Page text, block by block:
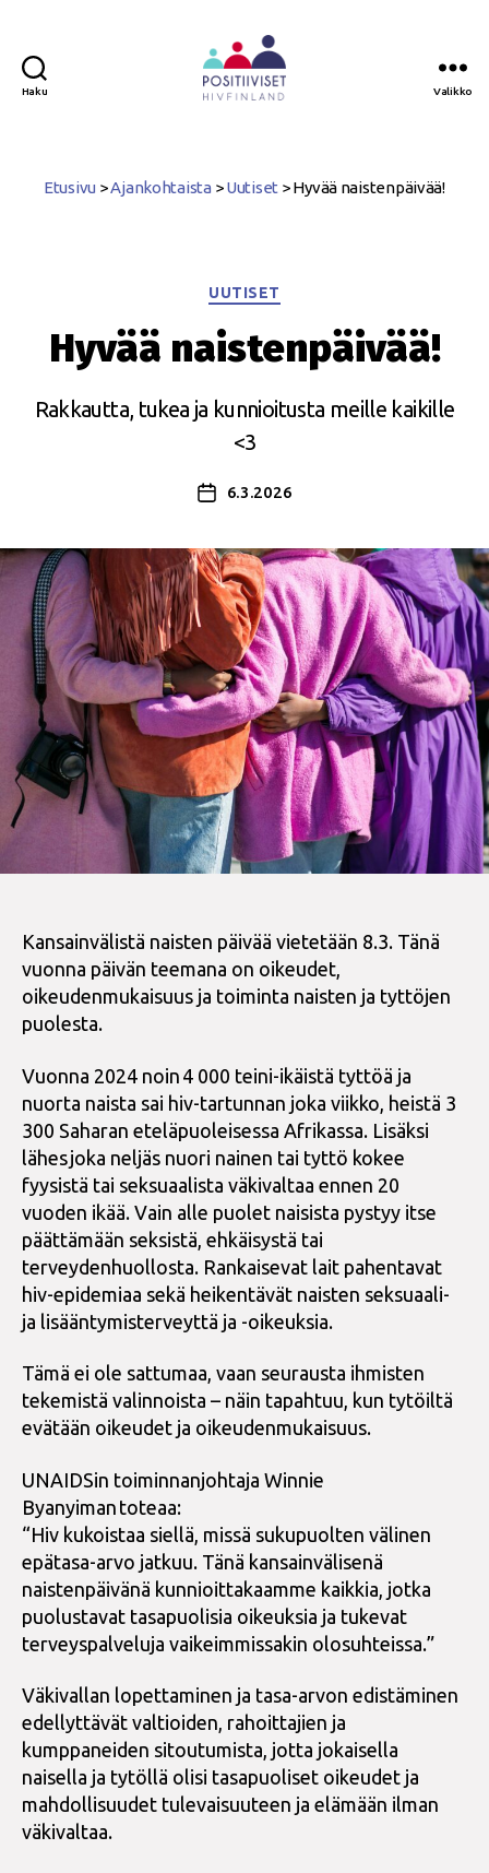
Haku Valikko
Etusivu >Ajankohtaista >Uutiset >Hyvää naistenpäivää!
Kategoriat
UUTISET
Hyvää naistenpäivää!
Rakkautta, tukea ja kunnioitusta meille kaikille
<3
Julkaisupäivämäärä
6.3.2026
Kansainvälistä naisten päivää vietetään 8.3. Tänä
vuonna päivän teemana on oikeudet,
oikeudenmukaisuus ja toiminta naisten ja tyttöjen
puolesta.
Vuonna 2024 noin 4 000 teini-ikäistä tyttöä ja
nuorta naista sai hiv-tartunnan joka viikko, heistä 3
300 Saharan eteläpuoleisessa Afrikassa. Lisäksi
lähes joka neljäs nuori nainen tai tyttö kokee
fyysistä tai seksuaalista väkivaltaa ennen 20
vuoden ikää. Vain alle puolet naisista pystyy itse
päättämään seksistä, ehkäisystä tai
terveydenhuollosta. Rankaisevat lait pahentavat
hiv-epidemiaa sekä heikentävät naisten seksuaali-
ja lisääntymisterveyttä ja -oikeuksia.
Tämä ei ole sattumaa, vaan seurausta ihmisten
tekemistä valinnoista – näin tapahtuu, kun tytöiltä
evätään oikeudet ja oikeudenmukaisuus.
UNAIDSin toiminnanjohtaja Winnie
Byanyiman toteaa:
“Hiv kukoistaa siellä, missä sukupuolten välinen
epätasa-arvo jatkuu. Tänä kansainvälisenä
naistenpäivänä kunnioittakaamme kaikkia, jotka
puolustavat tasapuolisia oikeuksia ja tukevat
terveyspalveluja vaikeimmissakin olosuhteissa.”
Väkivallan lopettaminen ja tasa-arvon edistäminen
edellyttävät valtioiden, rahoittajien ja
kumppaneiden sitoutumista, jotta jokaisella
naisella ja tytöllä olisi tasapuoliset oikeudet ja
mahdollisuudet tulevaisuuteen ja elämään ilman
väkivaltaa.